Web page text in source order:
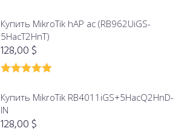
Купить MikroTik hAP ac (RB962UiGS-
5HacT2HnT)
128,00$
Купить MikroTik RB4011iGS+5HacQ2HnD-
IN
128,00$